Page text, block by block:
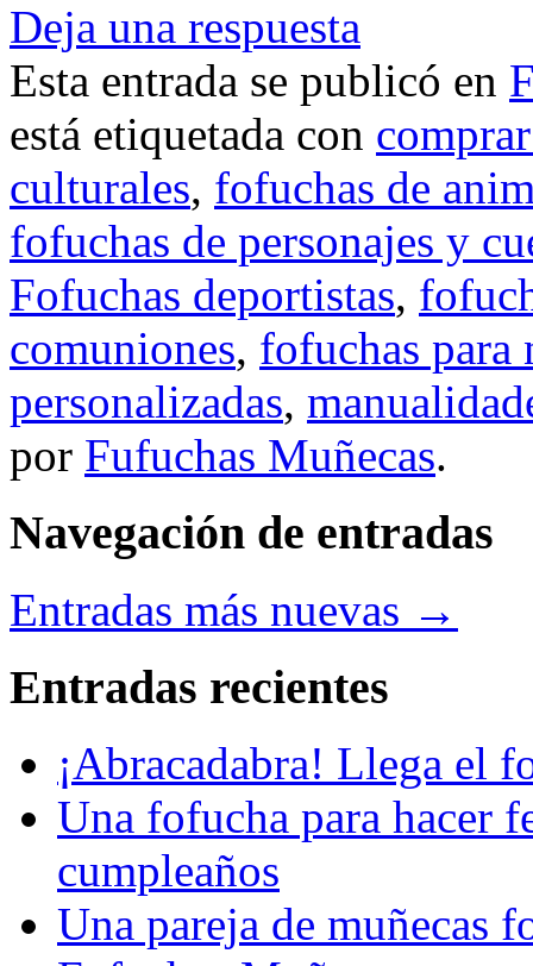
Deja una respuesta
Esta entrada se publicó en
está etiquetada con
culturales, fofuchas de
fofuchas de personajes y
Fofuchas deportistas,
comuniones, fofuchas para
personalizadas,
por Fufuchas Muñecas.
Navegación de entradas
Entradas más nuevas →
Entradas recientes
¡Abracadabra! Llega el
Una fofucha para hacer
cumpleaños
Una pareja de muñecas